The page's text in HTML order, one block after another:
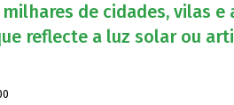
de cidades, vilas
reflecte a luz solar ou